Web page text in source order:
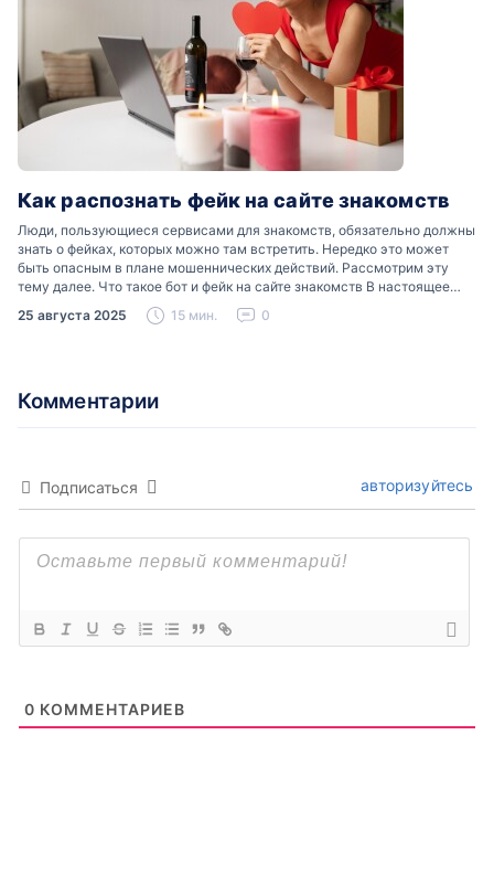
Как распознать фейк на сайте знакомств
Люди, пользующиеся сервисами для знакомств, обязательно должны
знать о фейках, которых можно там встретить. Нередко это может
быть опасным в плане мошеннических действий. Рассмотрим эту
тему далее. Что такое бот и фейк на сайте знакомств В настоящее
время можно встретить свою…
25 августа 2025 15 мин. 0
Комментарии
Подписаться авторизуйтесь
0 КОММЕНТАРИЕВ